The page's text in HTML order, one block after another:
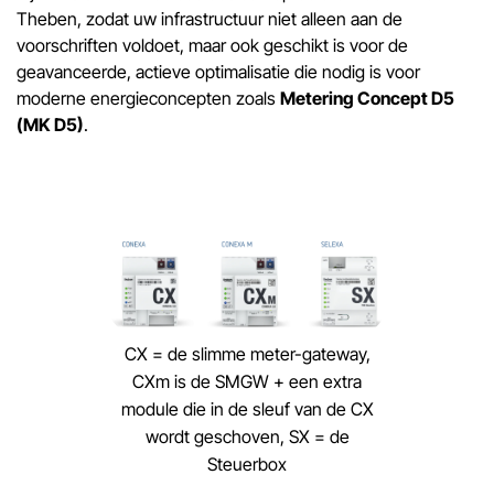
Theben, zodat uw infrastructuur niet alleen aan de
voorschriften voldoet, maar ook geschikt is voor de
geavanceerde, actieve optimalisatie die nodig is voor
moderne energieconcepten zoals Metering Concept D5
(MK D5).
CX = de slimme meter-gateway,
CXm is de SMGW + een extra
module die in de sleuf van de CX
wordt geschoven, SX = de
Steuerbox